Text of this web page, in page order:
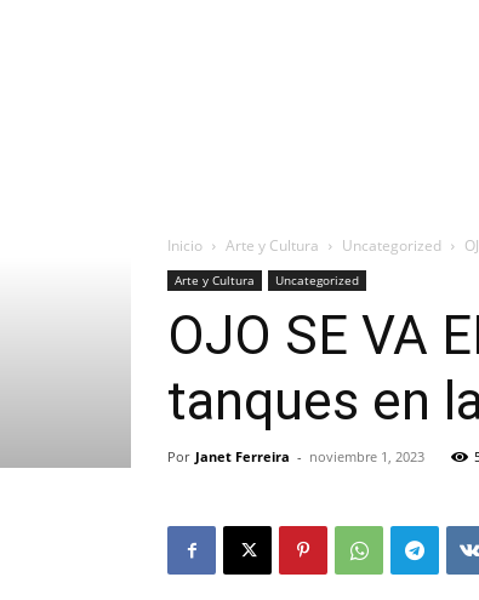
Inicio Arte y Cultura Uncategorized
Arte y Cultura Uncategorized
OJO SE VA
tanques en
Por Janet Ferreira - noviembre 1, 2023